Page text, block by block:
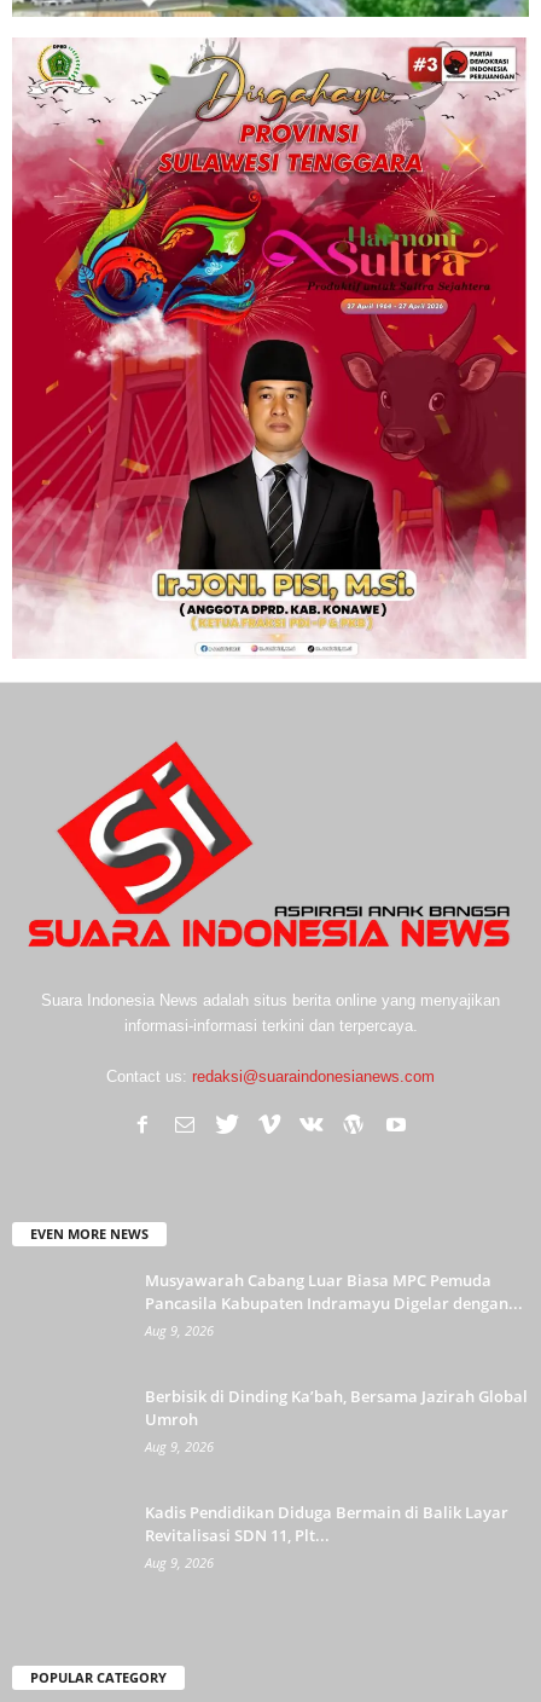
Suara Indonesia News adalah situs berita online yang menyajikan
informasi-informasi terkini dan terpercaya.
Contact us: redaksi@suaraindonesianews.com
EVEN MORE NEWS
Musyawarah Cabang Luar Biasa MPC Pemuda
Pancasila Kabupaten Indramayu Digelar dengan...
Aug 9, 2026
Berbisik di Dinding Ka’bah, Bersama Jazirah Global
Umroh
Aug 9, 2026
Kadis Pendidikan Diduga Bermain di Balik Layar
Revitalisasi SDN 11, Plt...
Aug 9, 2026
POPULAR CATEGORY